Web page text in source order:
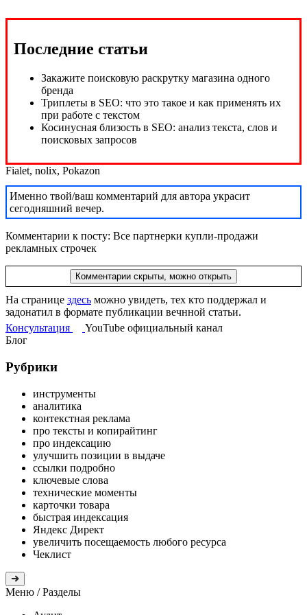
Последние статьи
Fialet, nolix, Pokazon
Именно твой/ваш комментарий для автора украсит
сегодняшний вечер.
Комментарии к посту: Все партнерки купли-продажи
рекламных строчек
Комментарии скрыты, можно открыть
На странице здесь можно увидеть, тех кто поддержал и
задонатил в формате публикации вечнной статьи.
Консультация
YouTube официальный канал
Блог
Рубрики
инструменты
аналитика
контекстная реклама
про тексты и копирайтинг
про индексацию
улучшить позиции в выдаче
ссылки подробно
ключевые слова
технические моменты
карточки товара
быстрая индексация
Яндекс Директ
увеличить посещаемость любого ресурса
Чеклист
Меню / Разделы